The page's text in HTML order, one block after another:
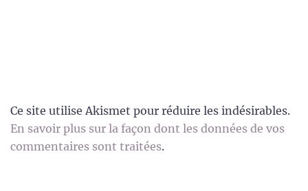
Ce site utilise Akismet pour réduire les indésirables.
En savoir plus sur la façon dont les données de vos
commentaires sont traitées.